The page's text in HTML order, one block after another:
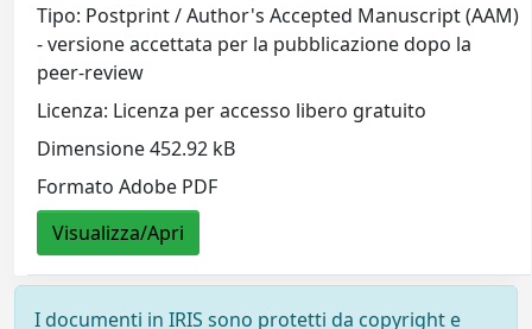
Tipo: Postprint / Author's Accepted Manuscript (AAM)
- versione accettata per la pubblicazione dopo la
peer-review
Licenza: Licenza per accesso libero gratuito
Dimensione 452.92 kB
Formato Adobe PDF
Visualizza/Apri
I documenti in IRIS sono protetti da copyright e